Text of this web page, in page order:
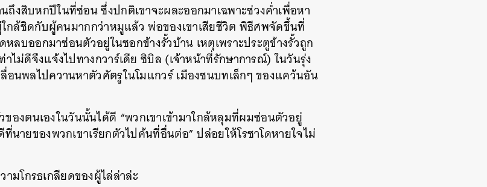
ถึงสิบหกปีในที่ซ่อน ซึ่งปกติเขาจะผละออกมาเฉพาะช่วงค่ำเพื่อหา
ใกล้ชิดกับผู้คนมากกว่าหมูแล้ว พ่อของเขาเสียชีวิต พิธีศพจัดขึ้นที่
หลบออกมาซ่อนตัวอยู่ในซอกข้างรั้วบ้าน เหตุเพราะประตูข้างรั้วถูก
ม่ดีจึงแจ้งไปทางกวาร์เดีย ซิบิล (เจ้าหน้าที่รักษาการณ์) ในวันรุ่ง
อนพลไปควานหาตัวศัตรูในโมแกวร์ เมืองชนบทเล็กๆ ของแคว้นอัน
องตนเองในวันนั้นได้ดี “พวกเขาเข้ามาใกล้หลุมที่ผมซ่อนตัวอยู่
นายของพวกเขาเรียกตัวไปค้นที่อื่นต่อ” ปล่อยให้โรซาโดหายใจไม่
มโกรธเกลียดของผู้ไล่ล่าล่ะ